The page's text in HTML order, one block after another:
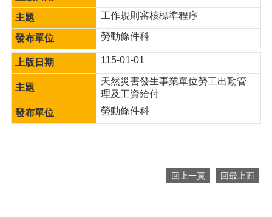
政
府
資
訊
公
開
檔
案
工作規則審核標準程序
勞動條件科
115-01-01
天然災害發生事業單位勞工出勤管
理及工資給付
勞動條件科
回上一頁 回最上面